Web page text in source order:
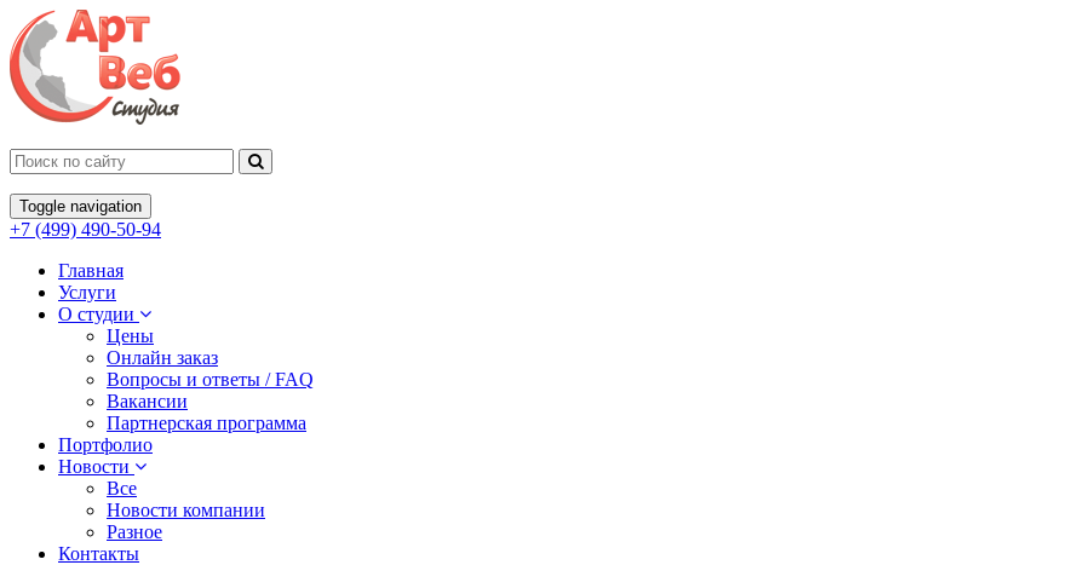
Toggle navigation
+7 (499) 490-50-94
Главная
Услуги
О студии
Цены
Онлайн заказ
Вопросы и ответы / FAQ
Вакансии
Партнерская программа
Портфолио
Новости
Все
Новости компании
Разное
Контакты